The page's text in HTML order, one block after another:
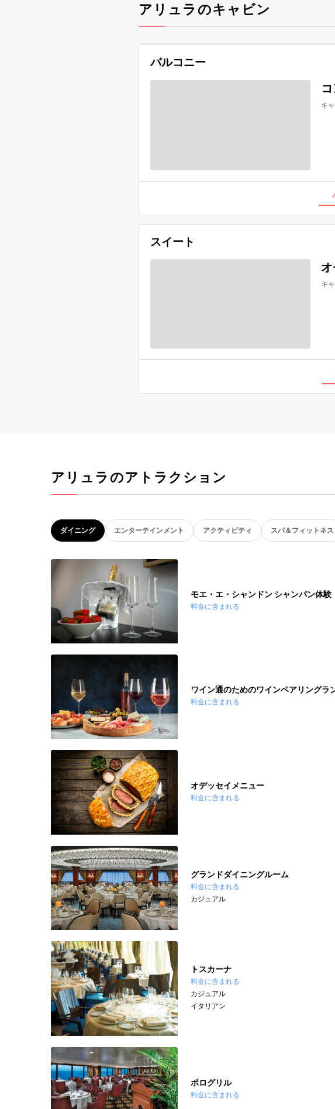
アリュラのキャビン
バルコニー
キ
スイート
キ
アリュラのアトラクション
ダイニング エンターテインメント アクティビティ スパ＆フィットネス
モエ・エ・シャンドン シャンパン体験
料金に含まれる
ワイン通のためのワインペアリングラ
料金に含まれる
オデッセイメニュー
料金に含まれる
グランドダイニングルーム
料金に含まれる
カジュアル
トスカーナ
料金に含まれる
カジュアル
イタリアン
ポログリル
料金に含まれる